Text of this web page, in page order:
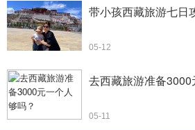
带小孩西藏旅游七日
05-12
去西藏旅游准备3000
05-11